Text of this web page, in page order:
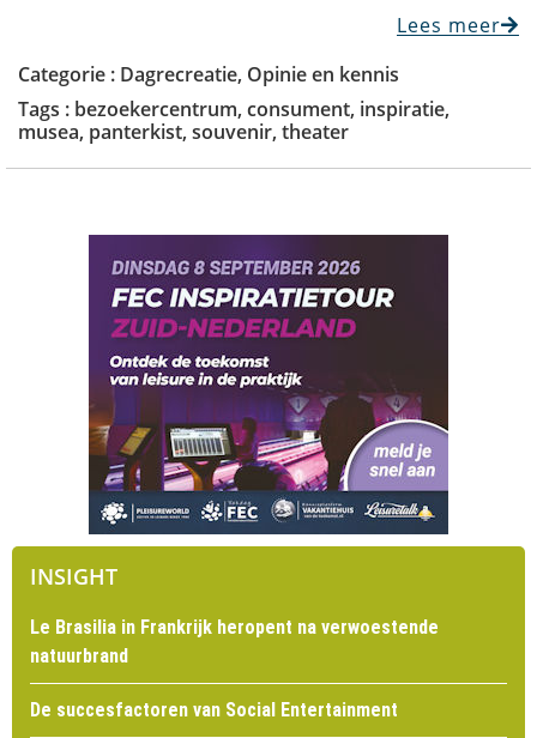
Lees meer
Categorie : Dagrecreatie, Opinie en kennis
Tags : bezoekercentrum, consument, inspiratie,
musea, panterkist, souvenir, theater
INSIGHT
Le Brasilia in Frankrijk heropent na verwoestende
natuurbrand
De succesfactoren van Social Entertainment